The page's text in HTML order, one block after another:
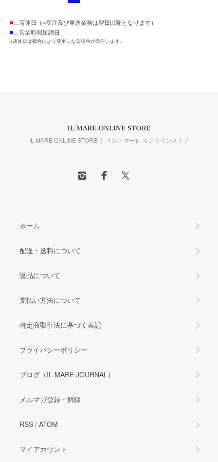
■…店休日（※受注及び発送業務は翌日以降となります）
■…営業時間短縮日
※店休日は都合により変更になる場合が御座います。
IL MARE ONLINE STORE ｜ イル・マーレ オンラインストア
ホーム
配送・送料について
返品について
支払い方法について
特定商取引法に基づく表記
プライバシーポリシー
ブログ（IL MARE JOURNAL）
メルマガ登録・解除
RSS / ATOM
マイアカウント